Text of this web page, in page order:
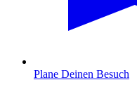
Plane Deinen Besuch